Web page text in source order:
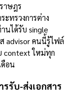
าษฎร
ะทรวงการต่าง
นได้รับ single
advisor คนนี้รู้ไฟล์
context ใหม่ทุก
ดือน
รับ-ส่งเอกสาร